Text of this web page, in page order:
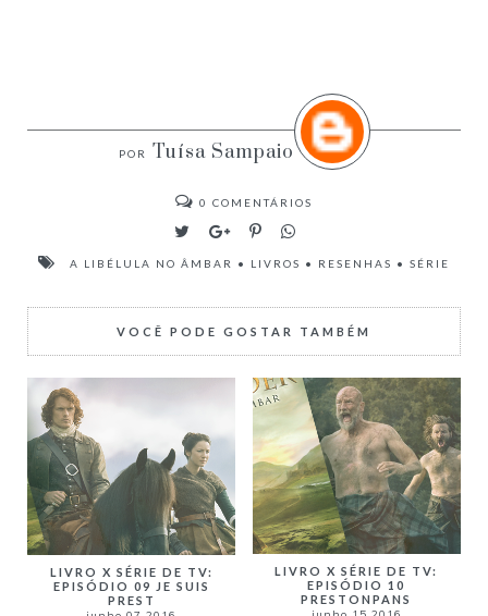
Tuísa Sampaio
0 COMENTÁRIOS
A LIBÉLULA NO ÂMBAR • LIVROS • RESENHAS • SÉRIE
VOCÊ PODE GOSTAR TAMBÉM
LIVRO X SÉRIE DE TV:
EPISÓDIO 09 JE SUIS
PREST
LIVRO X SÉRIE DE TV:
EPISÓDIO 10
PRESTONPANS